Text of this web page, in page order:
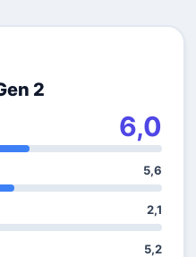
2
6,0
5,6
2,1
5,2